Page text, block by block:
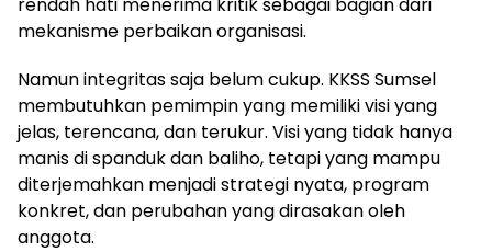
rendah hati menerima kritik sebagai bagian dari
mekanisme perbaikan organisasi.
Namun integritas saja belum cukup. KKSS Sumsel
membutuhkan pemimpin yang memiliki visi yang
jelas, terencana, dan terukur. Visi yang tidak hanya
manis di spanduk dan baliho, tetapi yang mampu
diterjemahkan menjadi strategi nyata, program
konkret, dan perubahan yang dirasakan oleh
anggota.